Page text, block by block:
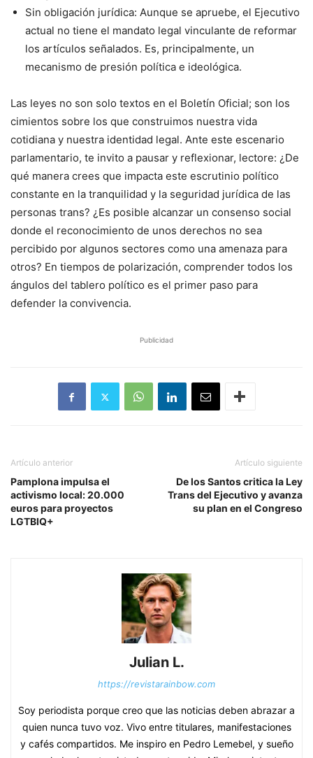
Sin obligación jurídica: Aunque se apruebe, el Ejecutivo
actual no tiene el mandato legal vinculante de reformar
los artículos señalados. Es, principalmente, un
mecanismo de presión política e ideológica.
Las leyes no son solo textos en el Boletín Oficial; son los
cimientos sobre los que construimos nuestra vida
cotidiana y nuestra identidad legal. Ante este escenario
parlamentario, te invito a pausar y reflexionar, lectore: ¿De
qué manera crees que impacta este escrutinio político
constante en la tranquilidad y la seguridad jurídica de las
personas trans? ¿Es posible alcanzar un consenso social
donde el reconocimiento de unos derechos no sea
percibido por algunos sectores como una amenaza para
otros? En tiempos de polarización, comprender todos los
ángulos del tablero político es el primer paso para
defender la convivencia.
Publicidad
Artículo anterior
Pamplona impulsa el
activismo local: 20.000
euros para proyectos
LGTBIQ+
Artículo siguiente
De los Santos critica la Ley
Trans del Ejecutivo y avanza
su plan en el Congreso
Julian L.
https://revistarainbow.com
Soy periodista porque creo que las noticias deben abrazar a
quien nunca tuvo voz. Vivo entre titulares, manifestaciones
y cafés compartidos. Me inspiro en Pedro Lemebel, y sueño